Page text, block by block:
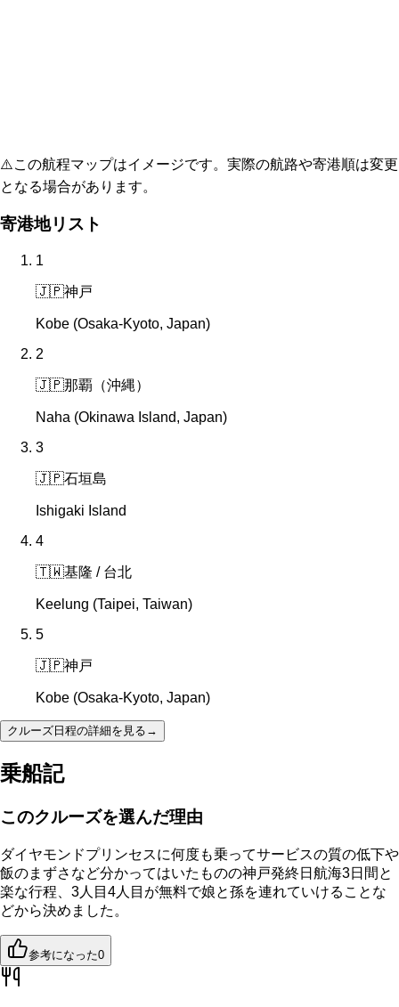
⚠️この航程マップはイメージです。実際の航路や寄港順は変更
となる場合があります。
寄港地リスト
1
🇯🇵神戸
Kobe (Osaka-Kyoto, Japan)
2
🇯🇵那覇（沖縄）
Naha (Okinawa Island, Japan)
3
🇯🇵石垣島
Ishigaki Island
4
🇹🇼基隆 / 台北
Keelung (Taipei, Taiwan)
5
🇯🇵神戸
Kobe (Osaka-Kyoto, Japan)
クルーズ日程の詳細を見る →
乗船記
このクルーズを選んだ理由
ダイヤモンドプリンセスに何度も乗ってサービスの質の低下や
飯のまずさなど分かってはいたものの神戸発終日航海3日間と
楽な行程、3人目4人目が無料で娘と孫を連れていけることな
どから決めました。
参考になった0